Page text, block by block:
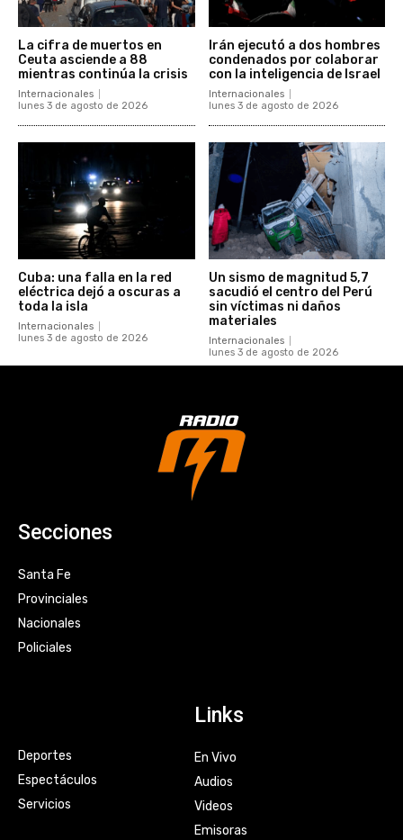
La cifra de muertos en
Ceuta asciende a 88
mientras continúa la crisis
Internacionales
lunes 3 de agosto de 2026
Irán ejecutó a dos hombres
condenados por colaborar
con la inteligencia de Israel
Internacionales
lunes 3 de agosto de 2026
Cuba: una falla en la red
eléctrica dejó a oscuras a
toda la isla
Internacionales
lunes 3 de agosto de 2026
Un sismo de magnitud 5,7
sacudió el centro del Perú
sin víctimas ni daños
materiales
Internacionales
lunes 3 de agosto de 2026
Secciones
Santa Fe
Provinciales
Nacionales
Policiales
Deportes
Espectáculos
Servicios
Links
En Vivo
Audios
Videos
Emisoras